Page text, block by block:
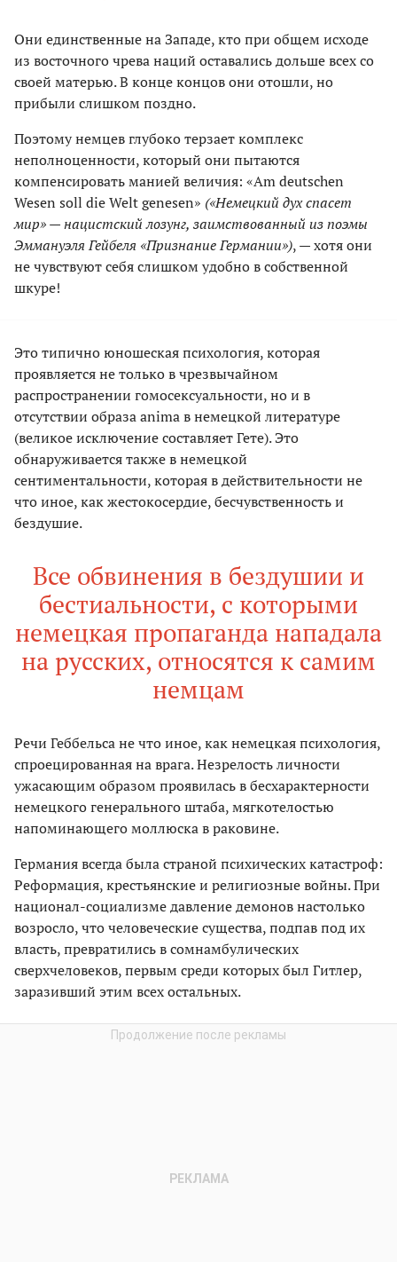
Они единственные на Западе, кто при общем исходе
из восточного чрева наций оставались дольше всех со
своей матерью. В конце концов они отошли, но
прибыли слишком поздно.
Поэтому немцев глубоко терзает комплекс
неполноценности, который они пытаются
компенсировать манией величия: «Am deutschen
Wesen soll die Welt genesen» («Немецкий дух спасет
мир» — нацистский лозунг, заимствованный из поэмы
Эммануэля Гейбеля «Признание Германии»), — хотя они
не чувствуют себя слишком удобно в собственной
шкуре!
Это типично юношеская психология, которая
проявляется не только в чрезвычайном
распространении гомосексуальности, но и в
отсутствии образа anima в немецкой литературе
(великое исключение составляет Гете). Это
обнаруживается также в немецкой
сентиментальности, которая в действительности не
что иное, как жестокосердие, бесчувственность и
бездушие.
Все обвинения в бездушии и
бестиальности, с которыми
немецкая пропаганда нападала
на русских, относятся к самим
немцам
Речи Геббельса не что иное, как немецкая психология,
спроецированная на врага. Незрелость личности
ужасающим образом проявилась в бесхарактерности
немецкого генерального штаба, мягкотелостью
напоминающего моллюска в раковине.
Германия всегда была страной психических катастроф:
Реформация, крестьянские и религиозные войны. При
национал-социализме давление демонов настолько
возросло, что человеческие существа, подпав под их
власть, превратились в сомнамбулических
сверхчеловеков, первым среди которых был Гитлер,
заразивший этим всех остальных.